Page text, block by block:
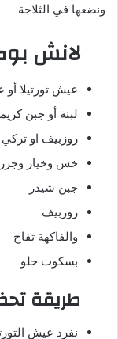
ونضعها في الثلاجة
لانش
عيش تورتيلا
لبنة أو جبن
روزبيف او
خس وخيار وجزر
جبن شيدر
روزبيف
والفاكهة تفاح
بسكوت حلو
طريقة
نفرد عيش